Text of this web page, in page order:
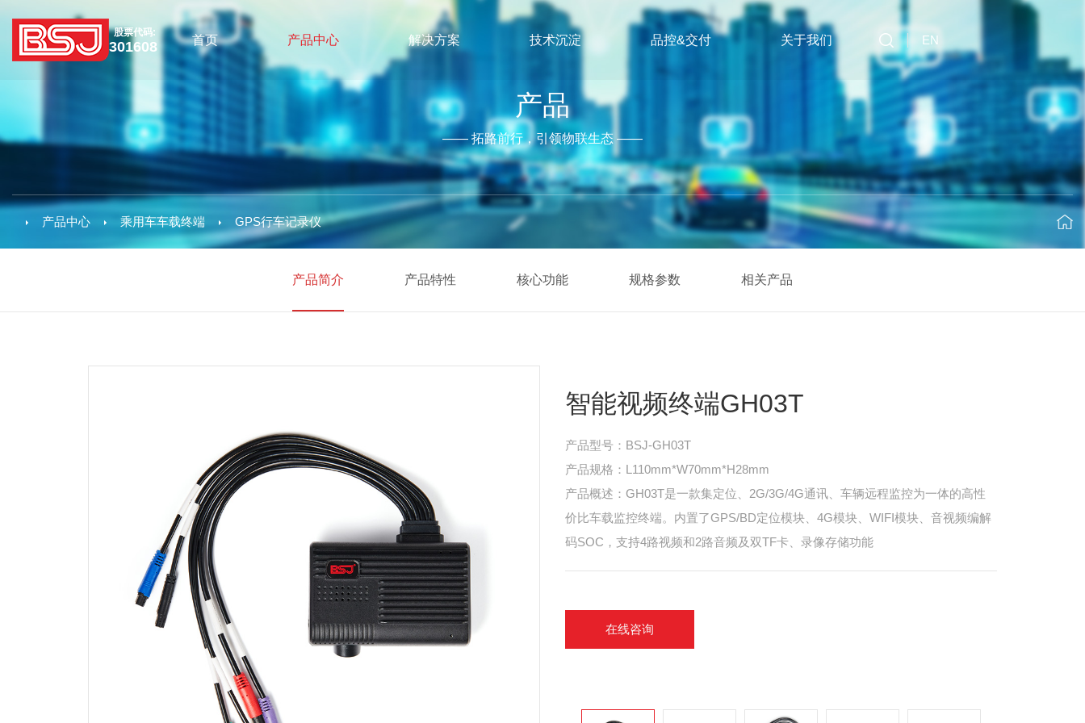
股票代码:
301608 首页 产品中心 解决方案 技术沉淀 品控&交付 关于我们 EN
产品
—— 拓路前行，引领物联生态 ——
产品中心 乘用车车载终端 GPS行车记录仪
产品简介 产品特性 核心功能 规格参数 相关产品
智能视频终端GH03T
产品型号：BSJ-GH03T
产品规格：L110mm*W70mm*H28mm
产品概述：GH03T是一款集定位、2G/3G/4G通讯、车辆远程监控为一体的高性
价比车载监控终端。内置了GPS/BD定位模块、4G模块、WIFI模块、音视频编解
码SOC，支持4路视频和2路音频及双TF卡、录像存储功能
在线咨询